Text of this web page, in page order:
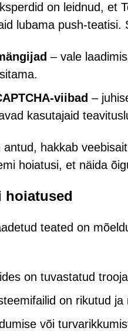
on leidnud, et
lubama push-teatisi.
– vale
viibad –
kasutajaid
antud, hakkab
hoiatusi, et näida
hoiatused
teated on
on tuvastatud
on rikutud
või